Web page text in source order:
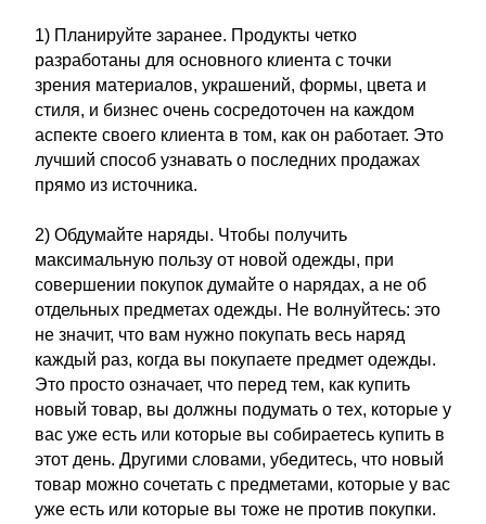
1) Планируйте заранее. Продукты четко
разработаны для основного клиента с точки
зрения материалов, украшений, формы, цвета и
стиля, и бизнес очень сосредоточен на каждом
аспекте своего клиента в том, как он работает. Это
лучший способ узнавать о последних продажах
прямо из источника.
2) Обдумайте наряды. Чтобы получить
максимальную пользу от новой одежды, при
совершении покупок думайте о нарядах, а не об
отдельных предметах одежды. Не волнуйтесь: это
не значит, что вам нужно покупать весь наряд
каждый раз, когда вы покупаете предмет одежды.
Это просто означает, что перед тем, как купить
новый товар, вы должны подумать о тех, которые у
вас уже есть или которые вы собираетесь купить в
этот день. Другими словами, убедитесь, что новый
товар можно сочетать с предметами, которые у вас
уже есть или которые вы тоже не против покупки.